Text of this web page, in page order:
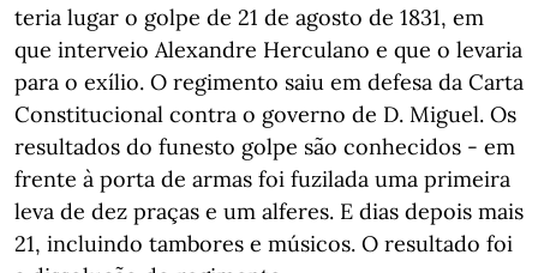
teria lugar o golpe de 21 de agosto de 1831, em
que interveio Alexandre Herculano e que o levaria
para o exílio. O regimento saiu em defesa da Carta
Constitucional contra o governo de D. Miguel. Os
resultados do funesto golpe são conhecidos - em
frente à porta de armas foi fuzilada uma primeira
leva de dez praças e um alferes. E dias depois mais
21, incluindo tambores e músicos. O resultado foi